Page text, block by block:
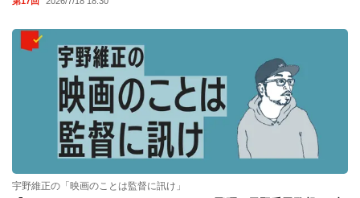
宇野維正の「映画のことは監督に訊け」